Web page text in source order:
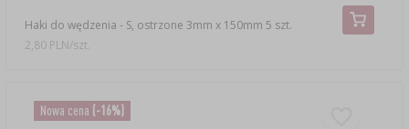
Haki do wędzenia - S, ostrzone 3mm x 150mm 5 szt.
2,80 PLN/szt.
Nowa cena (-16%)